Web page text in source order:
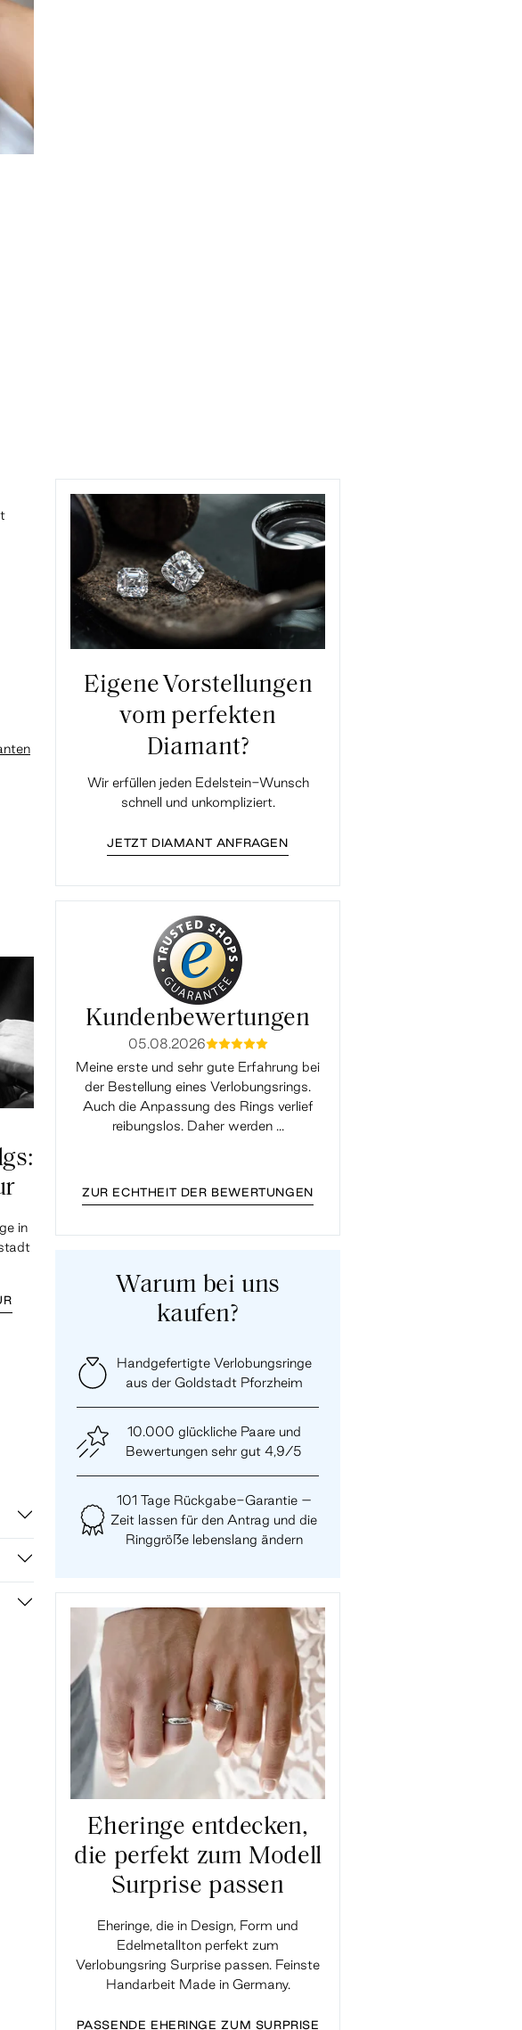
in
Eigene Vorstellungen
vom perfekten
Diamant?
Wir erfüllen jeden Edelstein-Wunsch
schnell und unkompliziert.
JETZT DIAMANT ANFRAGEN
Kundenbewertungen
05.08.2026mmmmm
Meine erste und sehr gute Erfahrung bei
der Bestellung eines Verlobungsrings.
Auch die Anpassung des Rings verlief
reibungslos. Daher werden ...
ZUR ECHTHEIT DER BEWERTUNGEN
Warum bei uns
kaufen?
Handgefertigte Verlobungsringe
aus der Goldstadt Pforzheim
10.000 glückliche Paare und
Bewertungen sehr gut 4,9/5
101 Tage Rückgabe-Garantie –
Zeit lassen für den Antrag und die
Ringgröße lebenslang ändern
Eheringe entdecken,
die perfekt zum Modell
Surprise passen
Eheringe, die in Design, Form und
Edelmetallton perfekt zum
Verlobungsring Surprise passen. Feinste
Handarbeit Made in Germany.
PASSENDE EHERINGE ZUM SURPRISE